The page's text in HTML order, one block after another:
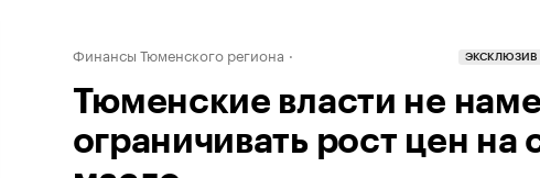
Финансы Тюменского региона ЭКСКЛЮЗИВ
Тюменские власти не
ограничивать рост цен на